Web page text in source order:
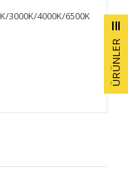
3000K/4000K/6500K
ÜRÜNLER